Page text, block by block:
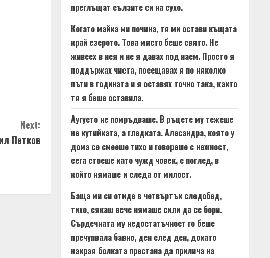
Next:
Петков
преглъщат сълзите си на сухо.
Когато майка ми почина, тя ми остави къщата
край езерото. Това място беше свято. Не
живеех в нея и не я давах под наем. Просто я
поддържах чиста, посещавах я по няколко
пъти в годината и я оставях точно така, както
тя я беше оставила.
Аугусто не помръдваше. В ръцете му тежеше
не кутийката, а гледката. Алесандра, която у
дома се смееше тихо и говореше с нежност,
сега стоеше като чужд човек, с поглед, в
който нямаше и следа от милост.
Баща ми си отиде в четвъртък следобед,
тихо, сякаш вече нямаше сили да се бори.
Сърдечната му недостатъчност го беше
пречупвала бавно, ден след ден, докато
накрая болката престана да прилича на